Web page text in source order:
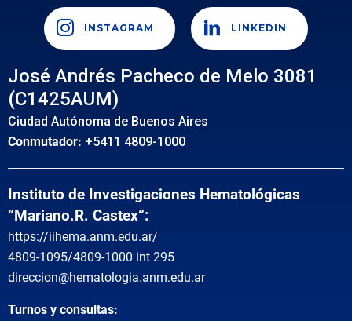
INSTAGRAM LINKEDIN
José Andrés Pacheco de Melo 3081
(C1425AUM)
Ciudad Autónoma de Buenos Aires
Conmutador: +5411 4809-1000
Instituto de Investigaciones Hematológicas
“Mariano.R. Castex”:
https://iihema.anm.edu.ar/
4809-1095/4809-1000 int 295
direccion@hematologia.anm.edu.ar
Turnos y consultas: